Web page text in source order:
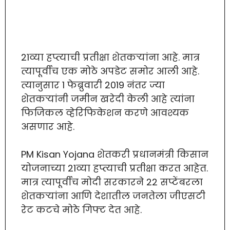
21व्या हप्त्याची प्रतीक्षा शेतकऱ्यांना आहे. मात्र
त्यापूर्वीच एक मोठे अपडेट समोर आली आहे.
त्यानुसार 1 फेब्रुवारी 2019 नंतर ज्या
शेतकऱ्यांनी जमीन खरेदी केली आहे त्यांना
फिजिकल व्हेरिफिकेशन करणे आवश्यक
असणार आहे.
PM Kisan Yojana शेतकरी प्रधानमंत्री किसान
योजनाच्या 21व्या हप्त्याची प्रतीक्षा करत आहेत.
मात्र त्यापूर्वीच मोदी सरकारने 22 सप्टेंबरला
शेतकऱ्यांना आणि देशातील जनतेला जीएसटी
रेट कटचे मोठे गिफ्ट देत आहे.